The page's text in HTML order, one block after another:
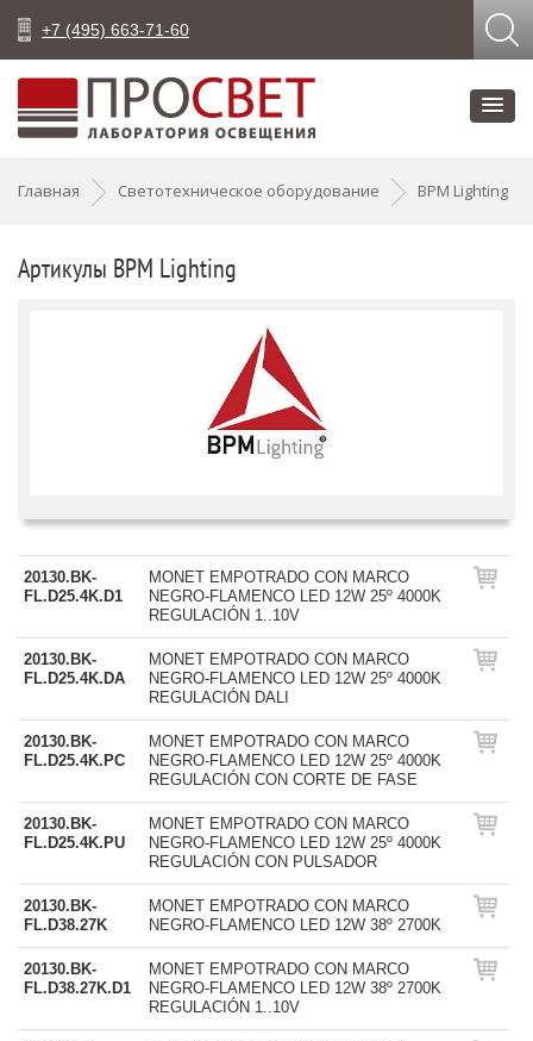
+7 (495) 663-71-60
Главная Светотехническое оборудование BPM Lighting
Артикулы BPM Lighting
20130.BK-
FL.D25.4K.D1
MONET EMPOTRADO CON MARCO
NEGRO-FLAMENCO LED 12W 25º 4000K
REGULACIÓN 1..10V
20130.BK-
FL.D25.4K.DA
MONET EMPOTRADO CON MARCO
NEGRO-FLAMENCO LED 12W 25º 4000K
REGULACIÓN DALI
20130.BK-
FL.D25.4K.PC
MONET EMPOTRADO CON MARCO
NEGRO-FLAMENCO LED 12W 25º 4000K
REGULACIÓN CON CORTE DE FASE
20130.BK-
FL.D25.4K.PU
MONET EMPOTRADO CON MARCO
NEGRO-FLAMENCO LED 12W 25º 4000K
REGULACIÓN CON PULSADOR
20130.BK-
FL.D38.27K
MONET EMPOTRADO CON MARCO
NEGRO-FLAMENCO LED 12W 38º 2700K
20130.BK-
FL.D38.27K.D1
MONET EMPOTRADO CON MARCO
NEGRO-FLAMENCO LED 12W 38º 2700K
REGULACIÓN 1..10V